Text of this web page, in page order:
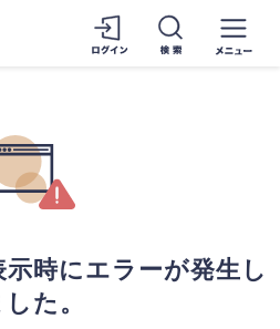
時にエラーが発生し
した。